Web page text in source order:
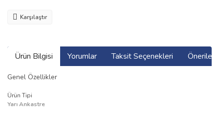
Karşılaştır
Ürün Bilgisi Yorumlar Taksit Seçenekleri
Genel Özellikler
Ürün Tipi
Yarı Ankastre